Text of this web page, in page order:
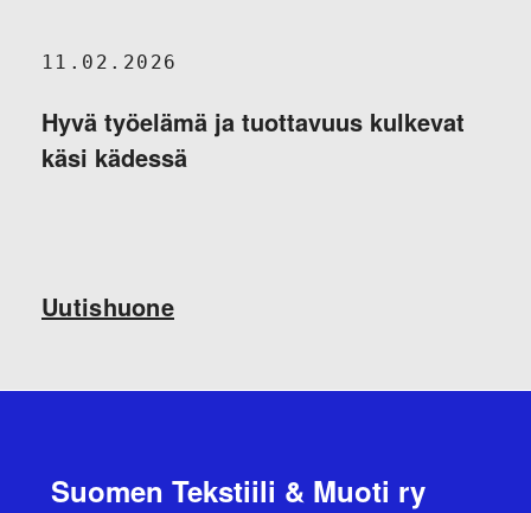
11.02.2026
Hyvä työelämä ja tuottavuus kulkevat
käsi kädessä
Uutishuone
Suomen Tekstiili & Muoti ry